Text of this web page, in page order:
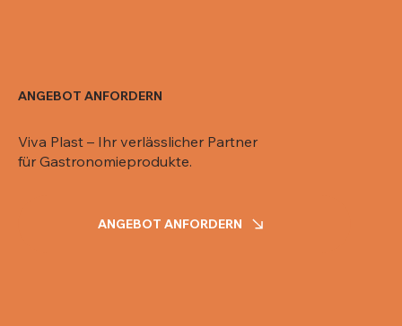
ANGEBOT ANFORDERN
Viva Plast – Ihr verlässlicher Partner
für Gastronomieprodukte.
ANGEBOT ANFORDERN